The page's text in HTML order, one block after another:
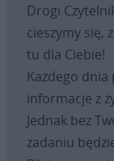
Drogi
cieszymy się,
tu dla Ciebie!
Każdego
informacje z
Jednak bez
zadaniu